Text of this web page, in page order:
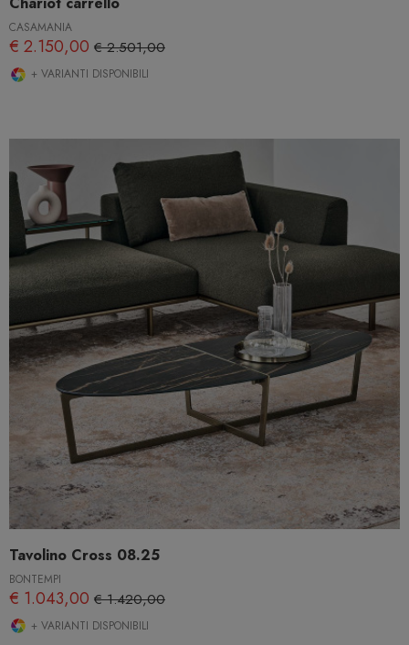
CASAMANIA
€ 2.150,00 € 2.501,00
+ VARIANTI DISPONIBILI
Tavolino Cross 08.25
BONTEMPI
€ 1.043,00 € 1.420,00
+ VARIANTI DISPONIBILI